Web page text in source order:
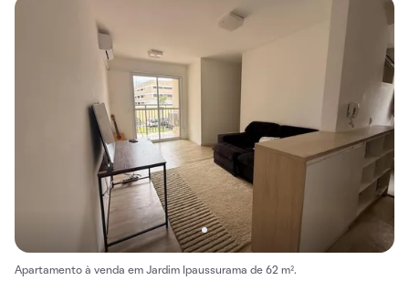
Apartamento à venda em Jardim Ipaussurama de 62 m².